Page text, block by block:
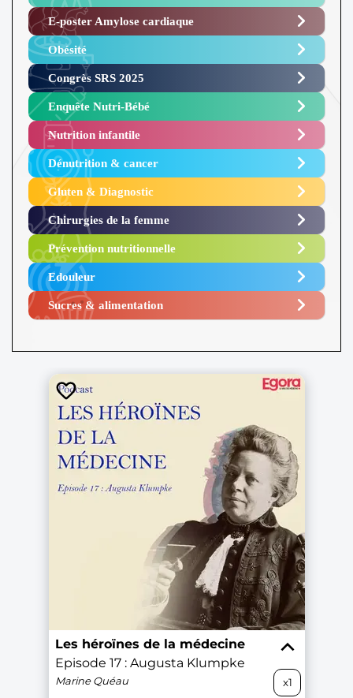
E-poster Amylose cardiaque ​
Obésité ​
Congrès SRS 2025 ​
Enquête Nutri-Bébé ​
Nutrition infantile
Dénutrition & cancer
Gluten & Diagnostic
Chirurgies de la femme
Prévention nutritionnelle
Edouleur​
Sucres & alimentation​